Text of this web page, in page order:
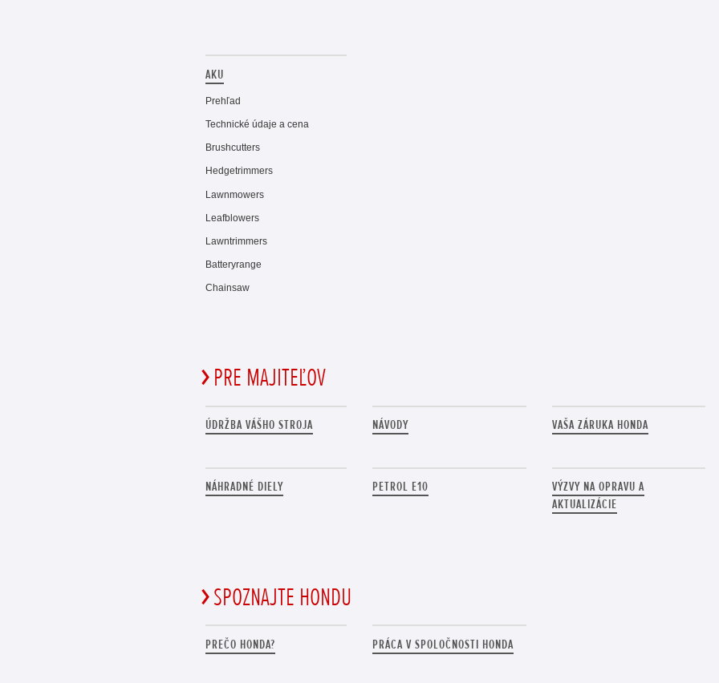
AKU
Prehľad
Technické údaje a cena
Brushcutters
Hedgetrimmers
Lawnmowers
Leafblowers
Lawntrimmers
Batteryrange
Chainsaw
PRE MAJITEĽOV
ÚDRŽBA VÁŠHO STROJA NÁVODY VAŠA ZÁRUKA HONDA
NÁHRADNÉ DIELY PETROL E10
VÝZVY NA OPRAVU A
AKTUALIZÁCIE
SPOZNAJTE HONDU
PREČO HONDA? PRÁCA V SPOLOČNOSTI HONDA